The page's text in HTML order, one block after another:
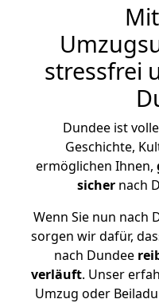
stressfrei
Dundee ist
Geschichte,
ermöglichen Ihnen,
sicher nach
Wenn Sie nun nach
sorgen wir dafür,
nach Dundee
verläuft. Unser
Umzug oder